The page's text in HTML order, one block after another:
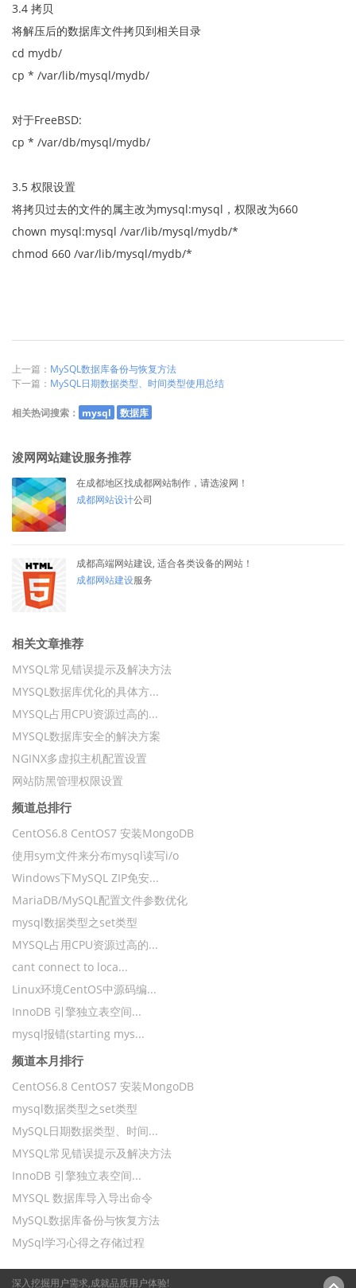
3.4 拷贝
将解压后的数据库文件拷贝到相关目录
cd mydb/
cp * /var/lib/mysql/mydb/
对于FreeBSD:
cp * /var/db/mysql/mydb/
3.5 权限设置
将拷贝过去的文件的属主改为mysql:mysql，权限改为660
chown mysql:mysql /var/lib/mysql/mydb/*
chmod 660 /var/lib/mysql/mydb/*
上一篇： MySQL数据库备份与恢复方法
下一篇： MySQL日期数据类型、时间类型使用总结
相关热词搜索： mysql 数据库
浚网网站建设服务推荐
在成都地区找成都网站制作，请选浚网！
成都网站设计公司
成都高端网站建设, 适合各类设备的网站！
成都网站建设服务
相关文章推荐
MYSQL常见错误提示及解决方法
MYSQL数据库优化的具体方...
MYSQL占用CPU资源过高的...
MYSQL数据库安全的解决方案
NGINX多虚拟主机配置设置
网站防黑管理权限设置
频道总排行
CentOS6.8 CentOS7 安装MongoDB
使用sym文件来分布mysql读写i/o
Windows下MySQL ZIP免安...
MariaDB/MySQL配置文件参数优化
mysql数据类型之set类型
MYSQL占用CPU资源过高的...
cant connect to loca...
Linux环境CentOS中源码编...
InnoDB 引擎独立表空间...
mysql报错(starting mys...
频道本月排行
CentOS6.8 CentOS7 安装MongoDB
mysql数据类型之set类型
MySQL日期数据类型、时间...
MYSQL常见错误提示及解决方法
InnoDB 引擎独立表空间...
MYSQL 数据库导入导出命令
MySQL数据库备份与恢复方法
MySql学习心得之存储过程
深入挖掘用户需求,成就品质用户体验!